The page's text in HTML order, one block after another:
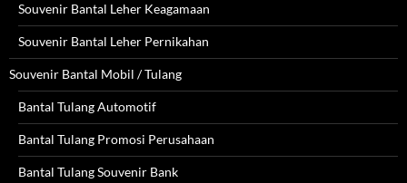
Souvenir Bantal Leher Keagamaan
Souvenir Bantal Leher Pernikahan
Souvenir Bantal Mobil / Tulang
Bantal Tulang Automotif
Bantal Tulang Promosi Perusahaan
Bantal Tulang Souvenir Bank